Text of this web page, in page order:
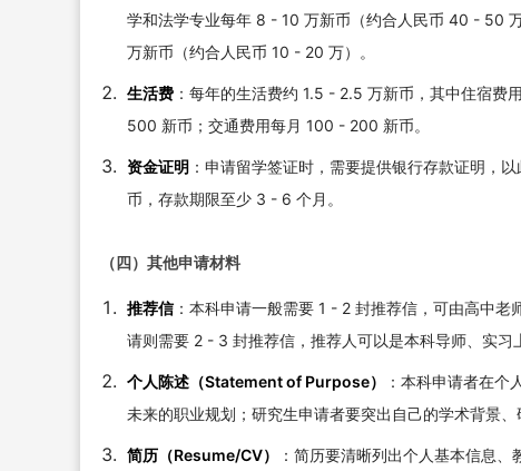
学和法学专业每年 8 - 10 万新币（约合人民币 40 - 50
万新币（约合人民币 10 - 20 万）。
生活费：每年的生活费约 1.5 - 2.5 万新币，其中住宿
500 新币；交通费用每月 100 - 200 新币。
资金证明 ：申请留学签证时，需要提供银行存款证明，
币，存款期限至少 3 - 6 个月。
（四）其他申请材料
推荐信：本科申请一般需要 1 - 2 封推荐信，可由高中老
请则需要 2 - 3 封推荐信，推荐人可以是本科导师、实习
个人陈述（Statement of Purpose）
：本科申请者在个
未来的职业规划；研究生申请者要突出自己的学术背景
简历（Resume/CV）
：简历要清晰列出个人基本信息